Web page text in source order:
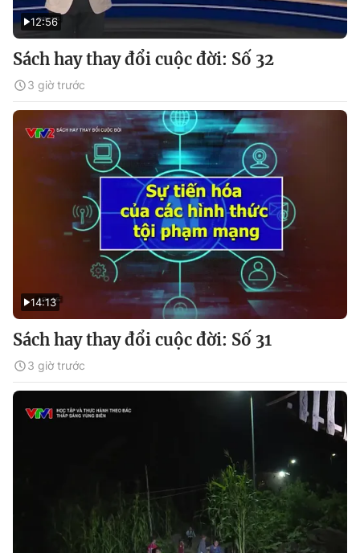
12:56
Sách hay thay đổi cuộc đời: Số 32
3 giờ trước
14:13
Sách hay thay đổi cuộc đời: Số 31
3 giờ trước